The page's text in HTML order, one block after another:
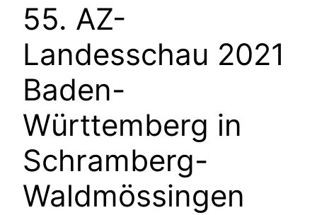
55. AZ-
Landesschau 2021
Baden-
Württemberg in
Schramberg-
Waldmössingen